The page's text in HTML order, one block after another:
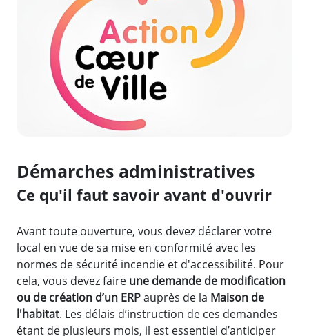
Démarches administratives
Ce qu'il faut savoir avant d'ouvrir
Avant toute ouverture, vous devez déclarer votre
local en vue de sa mise en conformité avec les
normes de sécurité incendie et d'accessibilité. Pour
cela, vous devez faire une demande de modification
ou de création d’un ERPauprès de la Maison de
l'habitat. Les délais d’instruction de ces demandes
étant de plusieurs mois, il est essentiel d’anticiper